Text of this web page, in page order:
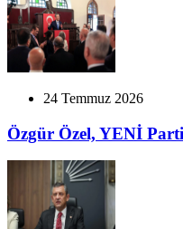
24 Temmuz 2026
Özgür Özel, YENİ